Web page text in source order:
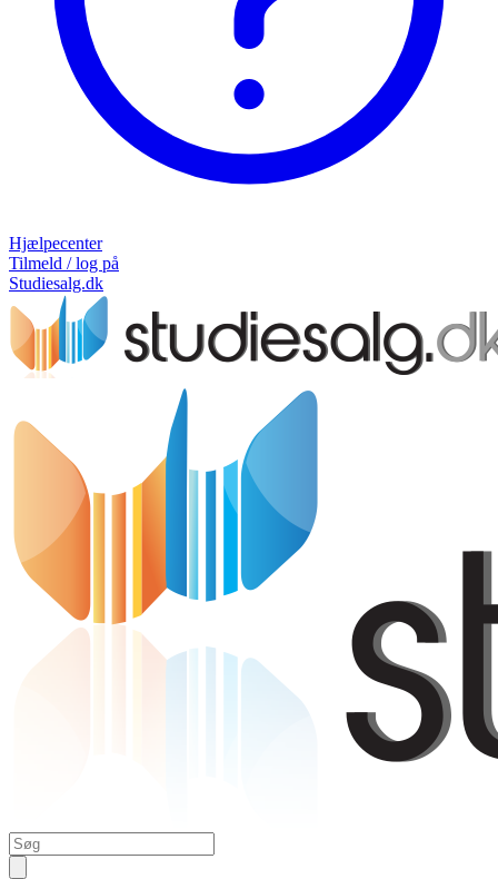
Hjælpecenter
Tilmeld / log på
Studiesalg.dk